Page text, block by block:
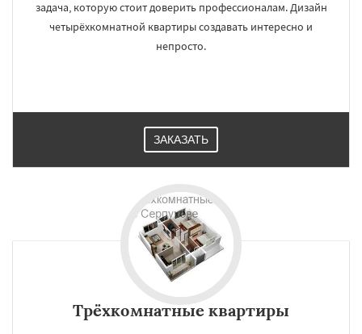
задача, которую стоит доверить профессионалам. Дизайн
четырёхкомнатной квартиры создавать интересно и
непросто.
ЗАКАЗАТЬ
Трёхкомнатные квартиры